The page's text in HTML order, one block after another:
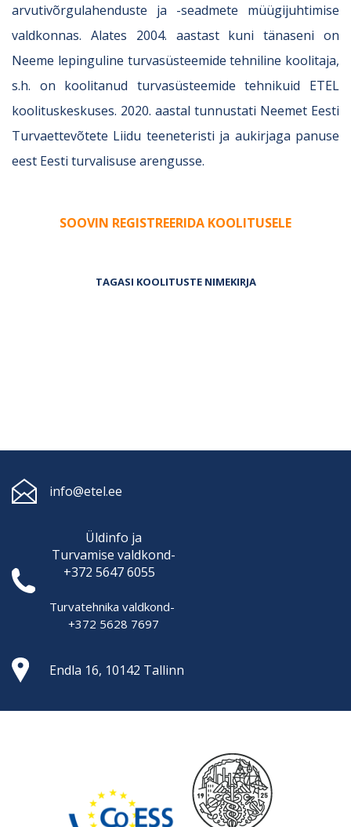
arvutivõrgulahenduste ja -seadmete müügijuhtimise
valdkonnas. Alates 2004. aastast kuni tänaseni on
Neeme lepinguline turvasüsteemide tehniline koolitaja,
s.h. on koolitanud turvasüsteemide tehnikuid ETEL
koolituskeskuses. 2020. aastal tunnustati Neemet Eesti
Turvaettevõtete Liidu teeneteristi ja aukirjaga panuse
eest Eesti turvalisuse arengusse.
SOOVIN REGISTREERIDA KOOLITUSELE
TAGASI KOOLITUSTE NIMEKIRJA
info@etel.ee
Üldinfo ja
Turvamise valdkond-
+372 5647 6055
Turvatehnika valdkond-
+372 5628 7697
Endla 16, 10142 Tallinn